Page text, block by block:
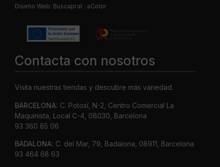
Diseño Web: Buscaprat · aColor
Contacta con nosotros
Visita nuestras tiendas y descubre más variedad.
BARCELONA: C. Potosí, N-2, Centro Comercial La
Maquinista, Local C-4, 08030, Barcelona
93 360 85 06
BADALONA: C. del Mar, 79, Badalona, 08911, Barcelona
93 464 68 63